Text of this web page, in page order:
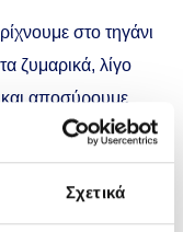
Σχετικά
στο τηγάνι
ζυμαρικά, λίγο
αποσύρουμε